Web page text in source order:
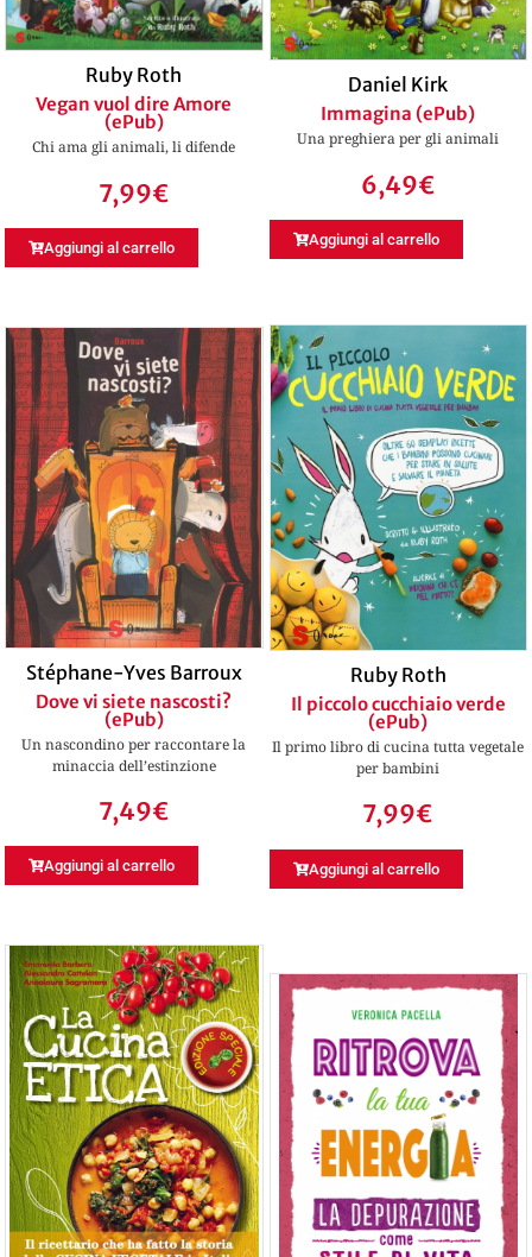
Ruby Roth
Vegan vuol dire Amore
(ePub)
Chi ama gli animali, li difende
7,99€
Aggiungi al carrello
Daniel Kirk
Immagina (ePub)
Una preghiera per gli animali
6,49€
Aggiungi al carrello
Stéphane-Yves Barroux
Dove vi siete nascosti?
(ePub)
Un nascondino per raccontare la
minaccia dell’estinzione
7,49€
Aggiungi al carrello
Ruby Roth
Il piccolo cucchiaio verde
(ePub)
Il primo libro di cucina tutta vegetale
per bambini
7,99€
Aggiungi al carrello